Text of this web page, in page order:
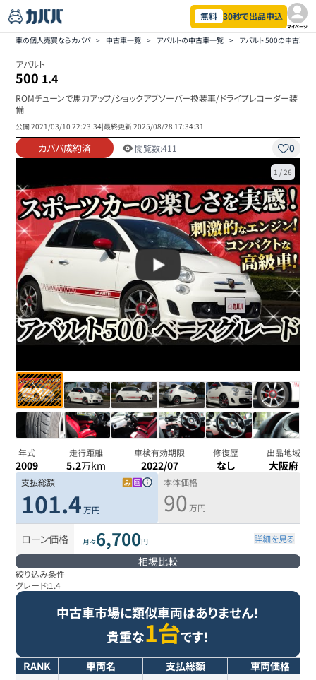
無料 30秒で出品申込
マイページ
車の個人売買ならカババ > 中古車一覧 > アバルトの中古車一覧 > アバルト 500の中古車一
アバルト
500 1.4
ROMチューンで馬力アップ/ショックアブソーバー換装車/ドライブレコーダー装
備
公開2021/03/10 22:23:34|最終更新2025/08/28 17:34:31
カババ成約済 閲覧数:411 0
1 /26
年式
2009
走行距離
5.2万km
車検有効期限
2022/07
修復歴
なし
出品地域
大阪府
支払総額
101.4 万円
本体価格
90 万円
ローン価格 月々6,700円 詳細を見る
相場比較
絞り込み条件
グレード:1.4
中古車市場に類似車両はありません！
貴重な1台です！
RANK 車両名 支払総額 車両価格